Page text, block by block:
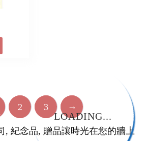
LOADING...
2 3 →
, 紀念品, 贈品讓時光在您的牆上